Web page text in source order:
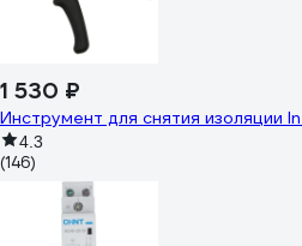
1 530 ₽
Инструмент для снятия изоляции
4.3
(146)